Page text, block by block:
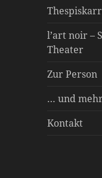
l’art noir –
Theater
Über uns
Zur Person
… und mehr
Kontakt